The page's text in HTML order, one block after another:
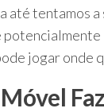
até tentamos
jogar onde